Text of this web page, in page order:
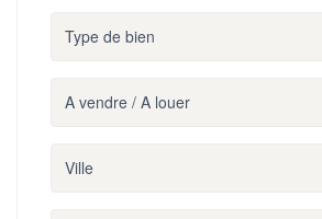
Type de bien
A vendre / A louer
Ville